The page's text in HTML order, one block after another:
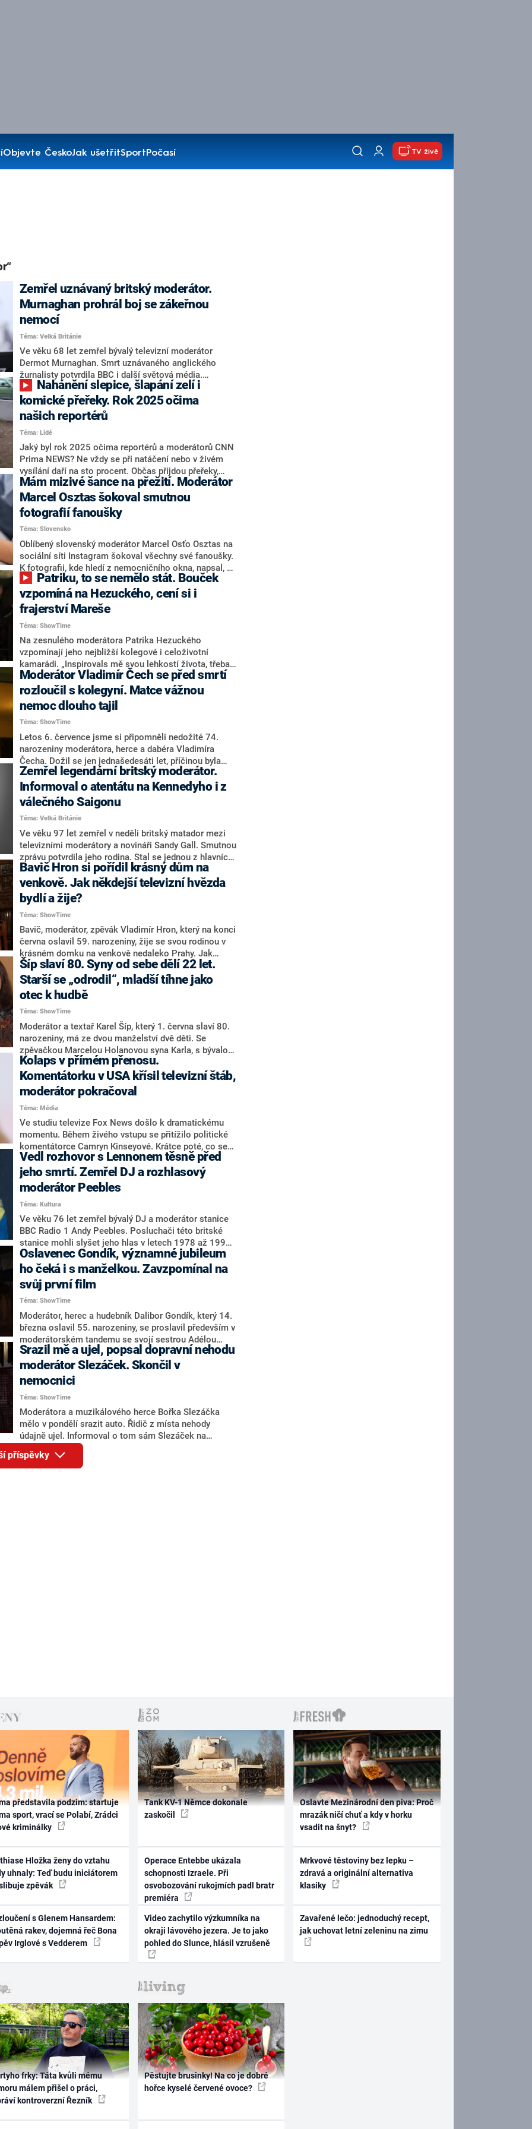
Objevte ČeskoJak ušetřitSportPočasí TV živě
Zemřel uznávaný britský moderátor.
Murnaghan prohrál boj se zákeřnou
nemocí
Téma: Velká Británie
Ve věku 68 let zemřel bývalý televizní moderátor
Dermot Murnaghan. Smrt uznávaného anglického
žurnalisty potvrdila BBC i další světová média.
Murnaghan zemřel zhruba rok poté, co oznámil, že mu
byla diagnostikována rakovina prostaty ve čtvrtém
stádiu.
komické přeřeky. Rok 2025 očima
našich reportérů
Téma: Lidé
Jaký byl rok 2025 očima reportérů a moderátorů CNN
Prima NEWS? Ne vždy se při natáčení nebo v živém
vysílání daří na sto procent. Občas přijdou přeřeky,
trapasy nebo nečekané situace. Jindy zazlobí technika
a někdy jde prostě jen o souhru náhod.
Mám mizivé šance na přežití. Moderátor
Marcel Osztas šokoval smutnou
fotografií fanoušky
Téma: Slovensko
Oblíbený slovenský moderátor Marcel Osťo Osztas na
sociální síti Instagram šokoval všechny své fanoušky.
K fotografii, kde hledí z nemocničního okna, napsal, že
jeho lékařská prognóza je velmi smutná. Podle svých
slov má navíc mizivé šance na přežití, informoval web
Nový Čas.
vzpomíná na Hezuckého, cení si i
frajerství Mareše
Téma: ShowTime
Na zesnulého moderátora Patrika Hezuckého
vzpomínají jeho nejbližší kolegové i celoživotní
kamarádi. „Inspirovals mě svou lehkostí života, třeba
když jsi na týdenní dovolenou přijel s jedním tričkem,“
napsal na Instagramu moderátor Libor Bouček s
humorem, který byl podle něj pro Hezuckého
bytostnou záležitostí. I tak ale neskrýval bolest ze
ztráty kamaráda: „Nedokážu se s tím vyrovnat.
Patriku, to se nemělo stát.“ Ocenil také moderátora
Leoše Mareše za to, že se svým blízkým přítelem
Hezuckým trávil před smrtí tolik času.
Moderátor Vladimír Čech se před smrtí
rozloučil s kolegyní. Matce vážnou
nemoc dlouho tajil
Téma: ShowTime
Letos 6. července jsme si připomněli nedožité 74.
narozeniny moderátora, herce a dabéra Vladimíra
Čecha. Dožil se jen jednašedesáti let, příčinou byla
rakovina. Se zrádnou nemocí bojoval velmi statečně a
pracoval téměř do poslední chvíle. Jaké bylo jeho
soukromí?
Zemřel legendární britský moderátor.
Informoval o atentátu na Kennedyho i z
válečného Saigonu
Téma: Velká Británie
Ve věku 97 let zemřel v neděli britský matador mezi
televizními moderátory a novináři Sandy Gall. Smutnou
zprávu potvrdila jeho rodina. Stal se jednou z hlavních
tváří zpravodajského pořadu News at Ten. Informoval
o dění jen pár hodin po atentátu na J. F. Kennedyho,
zprávy přinášel i ze Saigonu po vstupu vietnamských
jednotek. O skonu Galla informuje web The Sun.
Bavič Hron si pořídil krásný dům na
venkově. Jak někdejší televizní hvězda
bydlí a žije?
Téma: ShowTime
Bavič, moderátor, zpěvák Vladimír Hron, který na konci
června oslavil 59. narozeniny, žije se svou rodinou v
krásném domku na venkově nedaleko Prahy. Jak
někdejší hvězda televizních obrazovek a všestranně
nadaný umělec žije a bydlí?
Šíp slaví 80. Syny od sebe dělí 22 let.
Starší se „odrodil“, mladší tíhne jako
otec k hudbě
Téma: ShowTime
Moderátor a textař Karel Šíp, který 1. června slaví 80.
narozeniny, má ze dvou manželství dvě děti. Se
zpěvačkou Marcelou Holanovou syna Karla, s bývalou
baletkou a produkční Ivou, která je o 30 let mladší,
syna Jana. Jeho potomky od sebe dělí dvaadvacet let.
Čemu se věnují?
Kolaps v přímém přenosu.
Komentátorku v USA křísil televizní štáb,
moderátor pokračoval
Téma: Média
Ve studiu televize Fox News došlo k dramatickému
momentu. Během živého vstupu se přitížilo politické
komentátorce Camryn Kinseyové. Krátce poté, co se
odmlčela, zkolabovala a spadla vedle stolu.
Pracovníci televize Kinseyové ihned přispěchali na
pomoc. Komentátorka tuto chvíli později na síti X
popsala jako děsivou a ubezpečila, že je v pořádku.
Vedl rozhovor s Lennonem těsně před
jeho smrtí. Zemřel DJ a rozhlasový
moderátor Peebles
Téma: Kultura
Ve věku 76 let zemřel bývalý DJ a moderátor stanice
BBC Radio 1 Andy Peebles. Posluchači této britské
stanice mohli slyšet jeho hlas v letech 1978 až 1992,
uváděl také mnohokrát hitparádu Top of the Pops.
Peebles také v roce 1980 vedl rozhovor s
muzikantem Johnem Lennonem dva dny předtím, než
byl hudebník zavražděn. O smutné zprávě informoval
web BBC.
Oslavenec Gondík, významné jubileum
ho čeká i s manželkou. Zavzpomínal na
svůj první film
Téma: ShowTime
Moderátor, herec a hudebník Dalibor Gondík, který 14.
března oslavil 55. narozeniny, se proslavil především v
moderátorském tandemu se svojí sestrou Adélou
Gondíkovou. S manželkou Markétou má syna
Theodora. Jaké je jeho soukromí a jak vzpomíná na
svoje první filmování, kdy se před kamerou potkal se
zpěvákem Pavlem Vítkem?
Srazil mě a ujel, popsal dopravní nehodu
moderátor Slezáček. Skončil v
nemocnici
Téma: ShowTime
Moderátora a muzikálového herce Bořka Slezáčka
mělo v pondělí srazit auto. Řidič z místa nehody
údajně ujel. Informoval o tom sám Slezáček na
sociálních sítích. Skončil v nemocnici, z které se prý
pokusil utéct.
příspěvky
představila podzim: startuje
sport, vrací se Polabí, Zrádci
kriminálky
Hložka ženy do vztahu
uhnaly: Teď budu iniciátorem
zpěvák
s Glenem Hansardem:
rakev, dojemná řeč Bona
Irglové s Vedderem
Tank KV-1 Němce dokonale
zaskočil
Operace Entebbe ukázala
schopnosti Izraele. Při
osvobozování rukojmích padl bratr
premiéra
Video zachytilo výzkumníka na
okraji lávového jezera. Je to jako
pohled do Slunce, hlásil vzrušeně
Oslavte Mezinárodní den piva: Proč
mrazák ničí chuť a kdy v horku
vsadit na šnyt?
Mrkvové těstoviny bez lepku –
zdravá a originální alternativa
klasiky
Zavařené lečo: jednoduchý recept,
jak uchovat letní zeleninu na zimu
frky: Táta kvůli mému
málem přišel o práci,
kontroverzní Řezník
Pěstujte brusinky! Na co je dobré
hořce kyselé červené ovoce?